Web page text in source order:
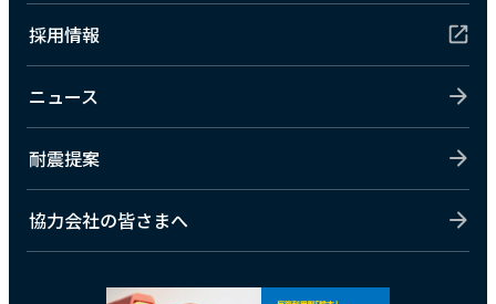
採用情報
ニュース
耐震提案
協力会社の皆さまへ